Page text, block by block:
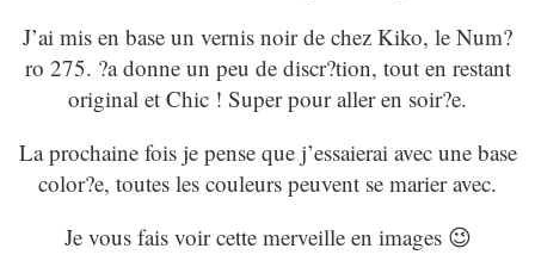
J’ai mis en base un vernis noir de chez Kiko, le Num?
ro 275. ?a donne un peu de discr?tion, tout en restant
original et Chic ! Super pour aller en soir?e.
La prochaine fois je pense que j’essaierai avec une base
color?e, toutes les couleurs peuvent se marier avec.
Je vous fais voir cette merveille en images 😉